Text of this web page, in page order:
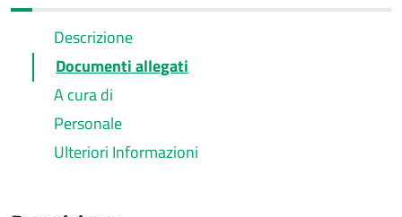
Descrizione
Documenti allegati
A cura di
Personale
Ulteriori Informazioni